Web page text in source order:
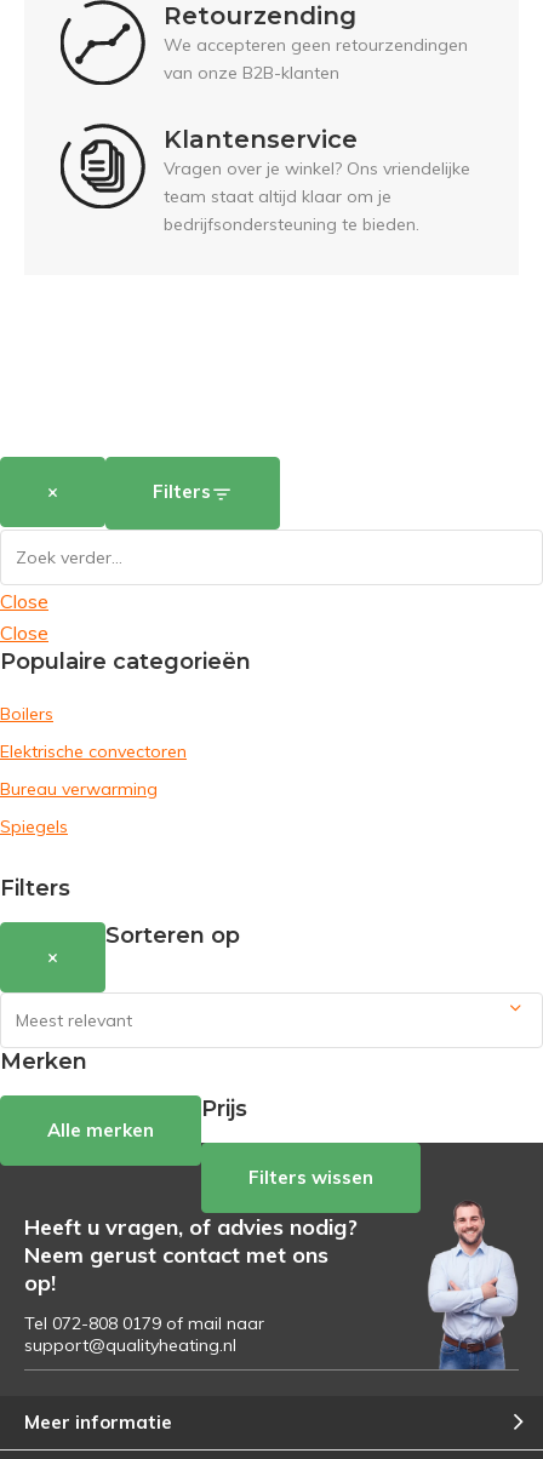
Retourzending
We accepteren geen retourzendingen
van onze B2B-klanten
Klantenservice
Vragen over je winkel? Ons vriendelijke
team staat altijd klaar om je
bedrijfsondersteuning te bieden.
× Filters
Close
Close
Populaire categorieën
Boilers
Elektrische convectoren
Bureau verwarming
Spiegels
Filters
×
Sorteren op
Merken
Alle merken
Prijs
Filters wissen
Heeft u vragen, of advies nodig?
Neem gerust contact met ons
op!
Tel 072-808 0179 of mail naar
support@qualityheating.nl
Meer informatie